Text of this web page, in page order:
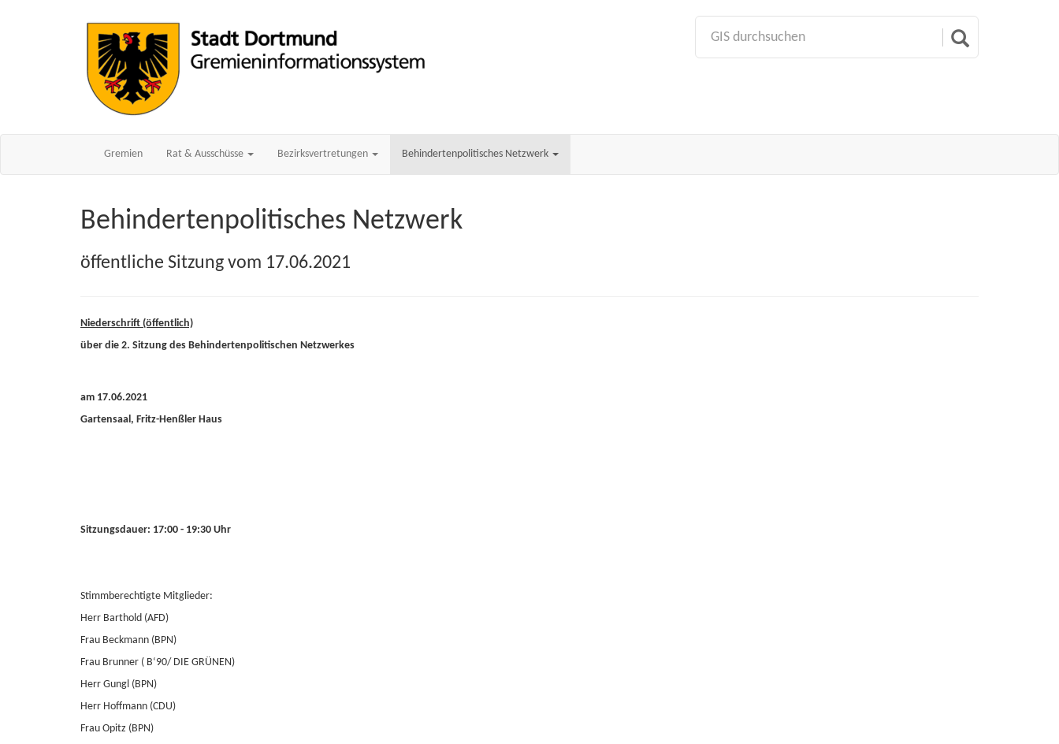
Gremien Rat & Ausschüsse Bezirksvertretungen Behindertenpolitisches Netzwerk
Behindertenpolitisches Netzwerk
öffentliche Sitzung vom 17.06.2021
Niederschrift (öffentlich)
über die 2. Sitzung des Behindertenpolitischen Netzwerkes
am 17.06.2021
Gartensaal, Fritz-Henßler Haus
Sitzungsdauer: 17:00 - 19:30 Uhr
Stimmberechtigte Mitglieder:
Herr Barthold (AFD)
Frau Beckmann (BPN)
Frau Brunner ( B‘90/ DIE GRÜNEN)
Herr Gungl (BPN)
Herr Hoffmann (CDU)
Frau Opitz (BPN)